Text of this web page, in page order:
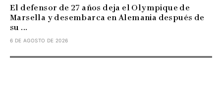
El defensor de 27 años deja el Olympique de
Marsella y desembarca en Alemania después de
su ...
6 DE AGOSTO DE 2026